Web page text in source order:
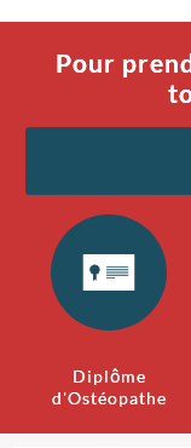
Pour
Diplôme
d'Ostéopathe